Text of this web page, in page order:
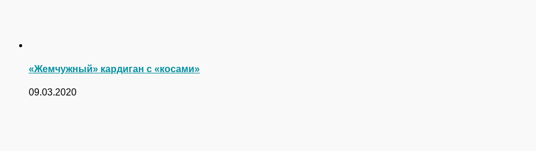
«Жемчужный» кардиган с «косами»
09.03.2020